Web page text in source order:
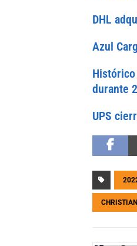
DHL
Azul
durante
UPS